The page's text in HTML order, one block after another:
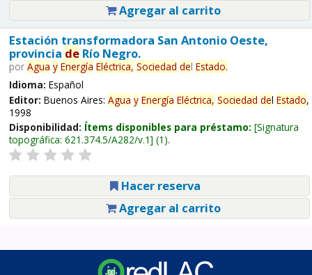
Agregar al carrito
Estación transformadora San Antonio Oeste,
provincia deRío Negro.
por Agua y Energía Eléctrica, Sociedad del Estado.
Idioma: Español
Editor: Buenos Aires: Agua y Energía Eléctrica, Sociedad del Estado,
1998
Disponibilidad: Ítems disponibles para préstamo: Signatura
topográfica: 621.374.5/A282/v.1 (1).
Hacer reserva
Agregar al carrito